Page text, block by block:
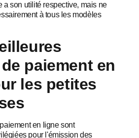
a son utilité respective, mais ne
à tous les modèles
paiement en
les petites
en ligne sont
pour l'émission des